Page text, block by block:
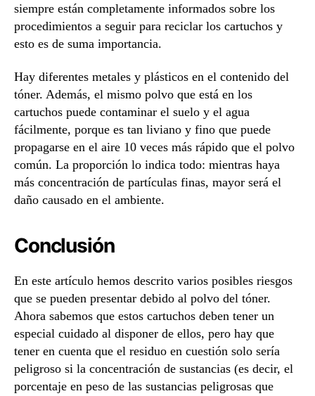
siempre están completamente informados sobre los
procedimientos a seguir para reciclar los cartuchos y
esto es de suma importancia.
Hay diferentes metales y plásticos en el contenido del
tóner. Además, el mismo polvo que está en los
cartuchos puede contaminar el suelo y el agua
fácilmente, porque es tan liviano y fino que puede
propagarse en el aire 10 veces más rápido que el polvo
común. La proporción lo indica todo: mientras haya
más concentración de partículas finas, mayor será el
daño causado en el ambiente.
Conclusión
En este artículo hemos descrito varios posibles riesgos
que se pueden presentar debido al polvo del tóner.
Ahora sabemos que estos cartuchos deben tener un
especial cuidado al disponer de ellos, pero hay que
tener en cuenta que el residuo en cuestión solo sería
peligroso si la concentración de sustancias (es decir, el
porcentaje en peso de las sustancias peligrosas que